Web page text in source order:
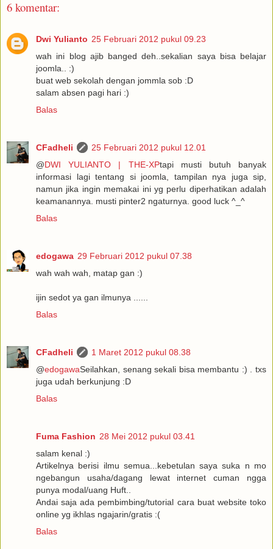
6 komentar:
Dwi Yulianto 25 Februari 2012 pukul 09.23
wah ini blog ajib banged deh..sekalian saya bisa belajar
joomla.. :)
buat web sekolah dengan jommla sob :D
salam absen pagi hari :)
Balas
CFadheli
25 Februari 2012 pukul 12.01
@DWI YULIANTO | THE-XPtapi musti butuh banyak
informasi lagi tentang si joomla, tampilan nya juga sip,
namun jika ingin memakai ini yg perlu diperhatikan adalah
keamanannya. musti pinter2 ngaturnya. good luck ^_^
Balas
edogawa 29 Februari 2012 pukul 07.38
wah wah wah, matap gan :)
ijin sedot ya gan ilmunya ......
Balas
CFadheli
1 Maret 2012 pukul 08.38
@edogawaSeilahkan, senang sekali bisa membantu :) . txs
juga udah berkunjung :D
Balas
Fuma Fashion 28 Mei 2012 pukul 03.41
salam kenal :)
Artikelnya berisi ilmu semua...kebetulan saya suka n mo
ngebangun usaha/dagang lewat internet cuman ngga
punya modal/uang Huft..
Andai saja ada pembimbing/tutorial cara buat website toko
online yg ikhlas ngajarin/gratis :(
Balas